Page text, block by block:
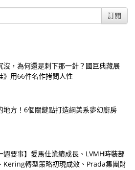
訂閱
沒，為何還是刺下那一針？國巨典藏展
》用66件名作拷問人性
地方！6個關鍵點打造網美系夢幻廚房
週要事】愛馬仕業績成長、LVMH時裝部
Kering轉型策略初現成效、Prada集團財